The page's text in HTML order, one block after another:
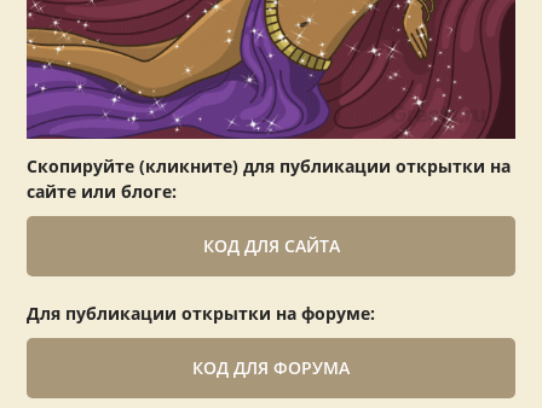
Скопируйте (кликните) для публикации открытки на
сайте или блоге:
КОД ДЛЯ САЙТА
Для публикации открытки на форуме:
КОД ДЛЯ ФОРУМА